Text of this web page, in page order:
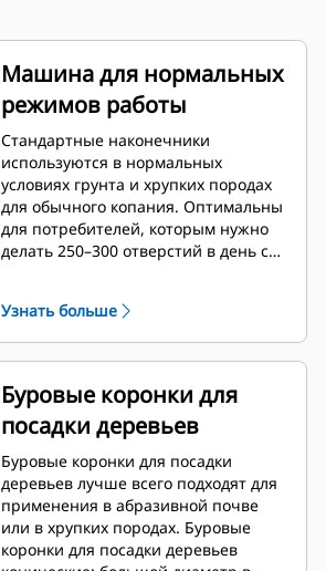
Машина для нормальных
режимов работы
Стандартные наконечники
используются в нормальных
условиях грунта и хрупких породах
для обычного копания. Оптимальны
для потребителей, которым нужно
делать 250–300 отверстий в день с
Узнать больше
Буровые коронки для
посадки деревьев
Буровые коронки для посадки
деревьев лучше всего подходят для
применения в абразивной почве
или в хрупких породах. Буровые
коронки для посадки деревьев